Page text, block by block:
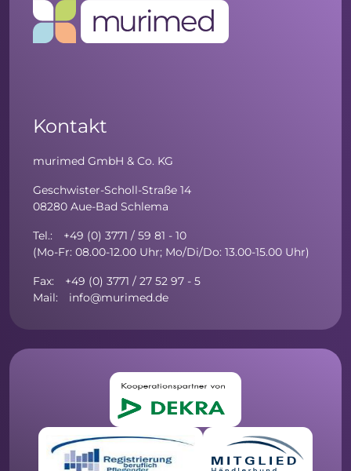
Kontakt
murimed GmbH & Co. KG
Geschwister-Scholl-Straße 14
08280 Aue-Bad Schlema
Tel.: +49 (0) 3771 / 59 81 - 10
(Mo-Fr: 08.00-12.00 Uhr; Mo/Di/Do: 13.00-15.00 Uhr)
Fax: +49 (0) 3771 / 27 52 97 - 5
Mail: info@murimed.de